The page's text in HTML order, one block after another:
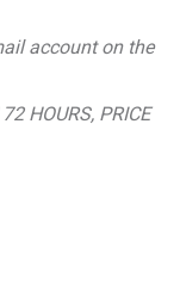
account on the
HOURS, PRICE